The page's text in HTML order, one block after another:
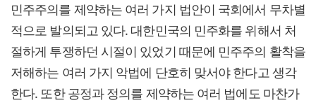
민주주의를 제약하는 여러 가지 법안이 국회에서 무차별
적으로 발의되고 있다. 대한민국의 민주화를 위해서 처
절하게 투쟁하던 시절이 있었기 때문에 민주주의 활착을
저해하는 여러 가지 악법에 단호히 맞서야 한다고 생각
한다. 또한 공정과 정의를 제약하는 여러 법에도 마찬가